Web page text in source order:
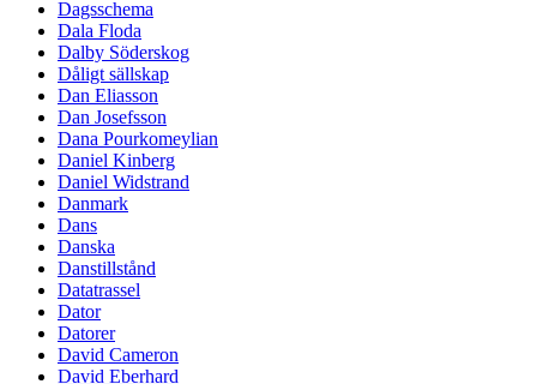
Dagsschema
Dala Floda
Dalby Söderskog
Dåligt sällskap
Dan Eliasson
Dan Josefsson
Dana Pourkomeylian
Daniel Kinberg
Daniel Widstrand
Danmark
Dans
Danska
Danstillstånd
Datatrassel
Dator
Datorer
David Cameron
David Eberhard